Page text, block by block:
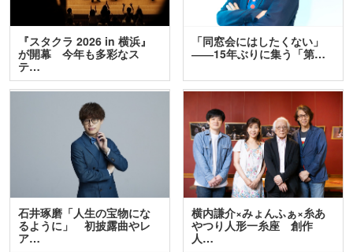
『スタクラ 2026 in 横浜』
が開幕 今年も多彩なス
テ…
「同窓会にはしたくない」
――15年ぶりに集う「第…
石井琢磨「人生の宝物にな
るように」 初披露曲やレ
ア…
横内謙介×みょんふぁ×糸あ
やつり人形一糸座 創作
人…